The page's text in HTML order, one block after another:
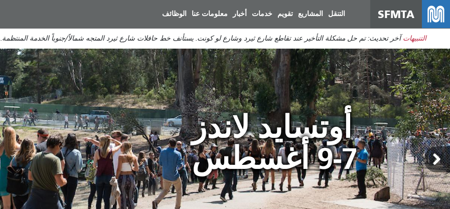
المحتوى
الرئيسي
SFMTA التنقل المشاريع تقويم خدمات أخبار معلومات عنا الوظائف
التنبيهات آخر تحديث: تم حل مشكلة التأخير عند تقاطع شارع ثيرد وشارع لو كونت. يستأنف خط حافلات شارع ثيرد المتجه شمالاً/جنوباً الخدمة المنتظمة.
أوتسايد لاندز
7-9 أغسطس